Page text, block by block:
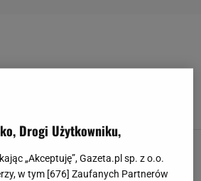
że zainpiruje dojrzałe kobiety do
Drogi Użytkowniku,
„Akceptuję”, Gazeta.pl sp. z o.o.
w tym [676] Zaufanych Partnerów